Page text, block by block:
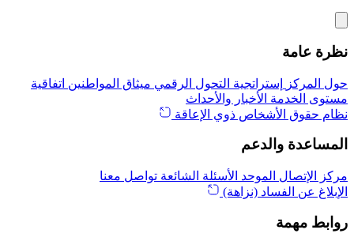
نظرة عامة
حول المركز إستراتجية التحول الرقمي ميثاق المواطنين اتفاقية
مستوى الخدمة الأخبار والأحداث
نظام حقوق الأشخاص ذوي الإعاقة
المساعدة والدعم
مركز الإتصال الموحد الأسئلة الشائعة تواصل معنا
الإبلاغ عن الفساد (نزاهة)
روابط مهمة